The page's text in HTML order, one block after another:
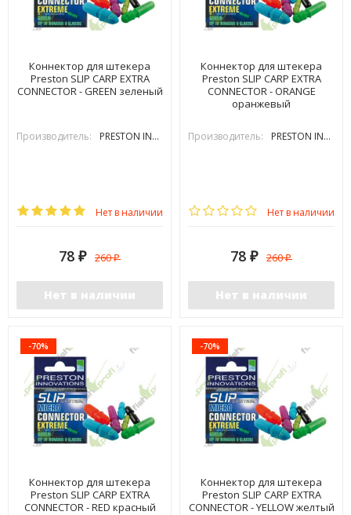
Коннектор для штекера
Preston SLIP CARP EXTRA
CONNECTOR - GREEN зеленый
Производитель: PRESTON INOVATIONS
Нет в наличии
78 ₽ 260₽
Нет в наличии
Коннектор для штекера
Preston SLIP CARP EXTRA
CONNECTOR - ORANGE
оранжевый
Производитель: PRESTON INOVATIONS
Нет в наличии
78 ₽ 260₽
Нет в наличии
-70%
Коннектор для штекера
Preston SLIP CARP EXTRA
CONNECTOR - RED красный
-70%
Коннектор для штекера
Preston SLIP CARP EXTRA
CONNECTOR - YELLOW желтый